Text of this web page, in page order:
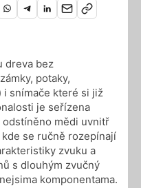
dreva bez
potaky,
i snímače které si již
je seřízena
odstíněno mědi uvnitř
se ručně rozepínají
zvuku a
s dlouhým zvučný
komponentama.